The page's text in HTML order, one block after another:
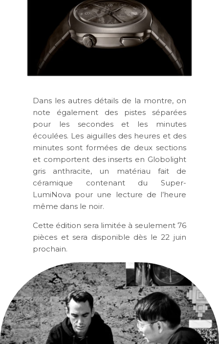
Dans les autres détails de la montre, on
note également des pistes séparées
pour les secondes et les minutes
écoulées. Les aiguilles des heures et des
minutes sont formées de deux sections
et comportent des inserts en Globolight
gris anthracite, un matériau fait de
céramique contenant du Super-
LumiNova pour une lecture de l’heure
même dans le noir.
Cette édition sera limitée à seulement 76
pièces et sera disponible dès le 22 juin
prochain.